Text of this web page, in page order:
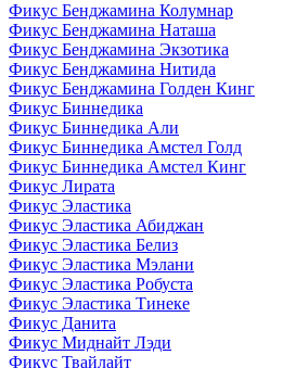
Фикус Бенджамина Колумнар
Фикус Бенджамина Наташа
Фикус Бенджамина Экзотика
Фикус Бенджамина Нитида
Фикус Бенджамина Голден Кинг
Фикус Биннедика
Фикус Биннедика Али
Фикус Биннедика Амстел Голд
Фикус Биннедика Амстел Кинг
Фикус Лирата
Фикус Эластика
Фикус Эластика Абиджан
Фикус Эластика Белиз
Фикус Эластика Мэлани
Фикус Эластика Робуста
Фикус Эластика Тинеке
Фикус Данита
Фикус Миднайт Лэди
Фикус Твайлайт